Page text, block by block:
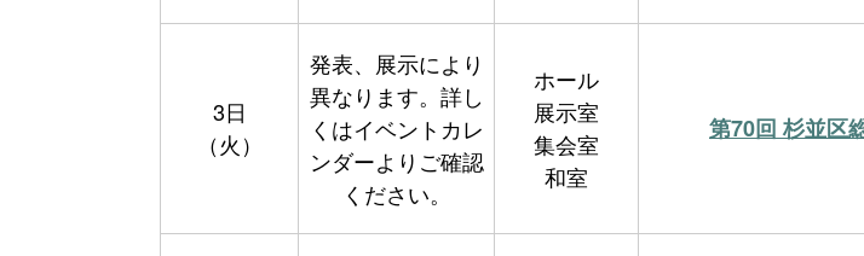
3日
（火）
発表、展示により
異なります。詳し
くはイベントカレ
ンダーよりご確認
ください。
ホール
展示室
集会室
和室
第70回 杉並区